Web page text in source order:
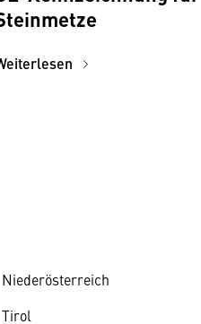
Niederösterreich
Tirol